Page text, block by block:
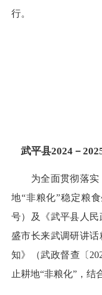
行。
武平县2024－
为全面贯彻落实
地“非粮化”稳定粮
号）及《武平县人
盛市长来武调研讲
知》（武政督查〔
止耕地“非粮化”，结